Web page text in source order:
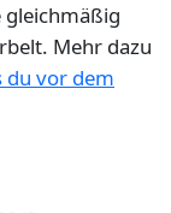
gleichmäßig
Mehr dazu
du vor dem